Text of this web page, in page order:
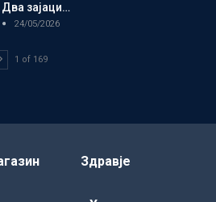
зајаци…
24/05/2026
1 of 169
Здравје